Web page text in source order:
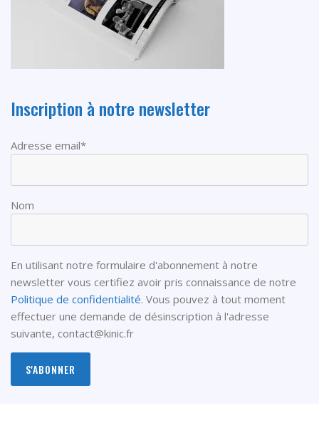
Inscription à notre newsletter
Adresse email*
Nom
En utilisant notre formulaire d'abonnement à notre
newsletter vous certifiez avoir pris connaissance de notre
Politique de confidentialité. Vous pouvez à tout moment
effectuer une demande de désinscription à l'adresse
suivante, contact@kinic.fr